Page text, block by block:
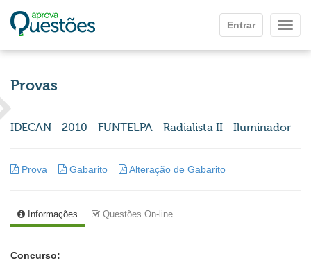
Entrar
Provas
IDECAN - 2010 - FUNTELPA - Radialista II - Iluminador
Prova Gabarito Alteração de Gabarito
Informações Questões On-line
Concurso: